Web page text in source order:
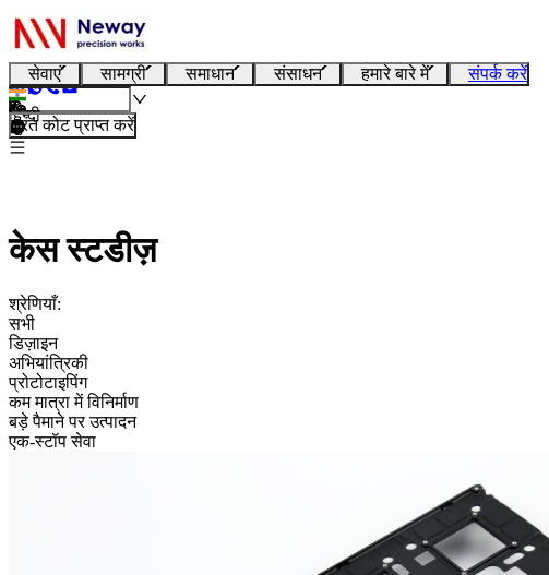
सेवाएं सामग्री समाधान संसाधन हमारे बारे में संपर्क करें
हिन्दी
तुरंत कोट प्राप्त करें
केस स्टडीज़
श्रेणियाँ:
सभी
डिज़ाइन
अभियांत्रिकी
प्रोटोटाइपिंग
कम मात्रा में विनिर्माण
बड़े पैमाने पर उत्पादन
एक-स्टॉप सेवा